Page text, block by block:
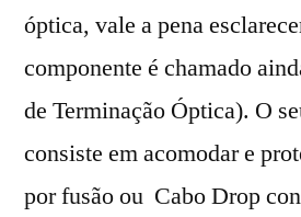
óptica, vale a pena
componente é chamado
de Terminação Óptica). O
consiste em acomodar e
por fusão ou Cabo Drop